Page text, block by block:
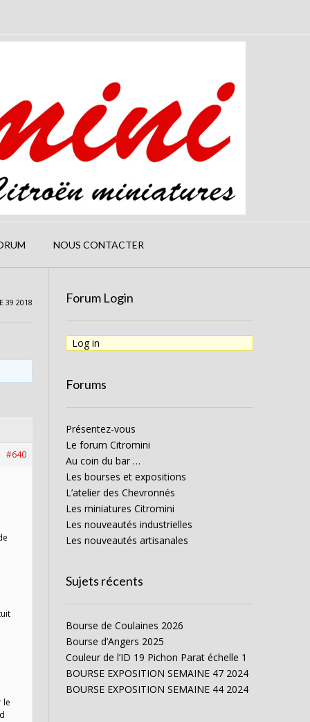
NOUS CONTACTER
39 2018
#640
le
Forum Login
Log in
Forums
Présentez-vous
Le forum Citromini
Au coin du bar …
Les bourses et expositions
L’atelier des Chevronnés
Les miniatures Citromini
Les nouveautés industrielles
Les nouveautés artisanales
Sujets récents
Bourse de Coulaines 2026
Bourse d’Angers 2025
Couleur de l’ID 19 Pichon Parat échelle 1
BOURSE EXPOSITION SEMAINE 47 2024
BOURSE EXPOSITION SEMAINE 44 2024